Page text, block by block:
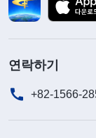
연락하기
+82-1566-